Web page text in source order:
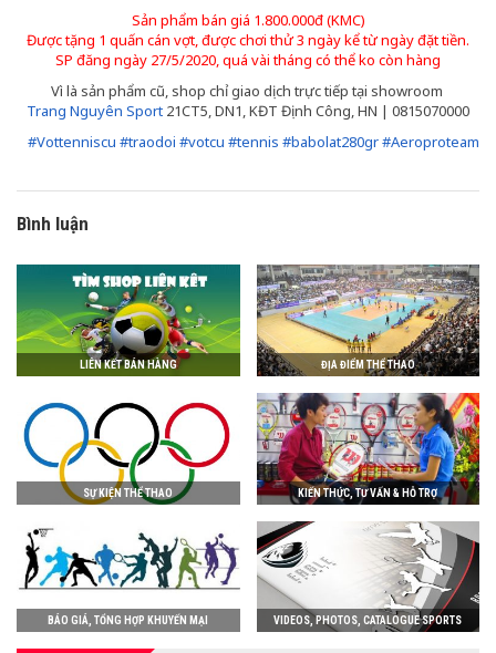
Sản phẩm bán giá 1.800.000đ (KMC)
Được tặng 1 quấn cán vợt, được chơi thử 3 ngày kể từ ngày đặt tiền.
SP đăng ngày 27/5/2020, quá vài tháng có thể ko còn hàng
Vì là sản phẩm cũ, shop chỉ giao dịch trực tiếp tại showroom
Trang Nguyên Sport 21CT5, DN1, KĐT Định Công, HN | 0815070000
#Vottenniscu #traodoi #votcu #tennis #babolat280gr#Aeroproteam
Bình luận
LIÊN KẾT BÁN HÀNG ĐỊA ĐIỂM THỂ THAO
SỰ KIỆN THỂ THAO KIẾN THỨC, TƯ VẤN & HỖ TRỢ
BÁO GIÁ, TỔNG HỢP KHUYẾN MẠI VIDEOS, PHOTOS, CATALOGUE SPORTS